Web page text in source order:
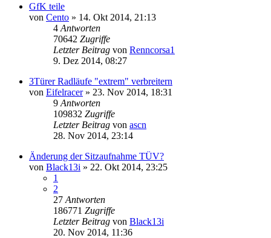
GfK teile
von Cento » 14. Okt 2014, 21:13
4 Antworten
70642 Zugriffe
Letzter Beitrag von Renncorsa1
9. Dez 2014, 08:27
3Türer Radläufe "extrem" verbreitern
von Eifelracer» 23. Nov 2014, 18:31
9 Antworten
109832 Zugriffe
Letzter Beitrag von ascn
28. Nov 2014, 23:14
Änderung der Sitzaufnahme TÜV?
von Black13i » 22. Okt 2014, 23:25
1
2
27 Antworten
186771 Zugriffe
Letzter Beitrag von Black13i
20. Nov 2014, 11:36